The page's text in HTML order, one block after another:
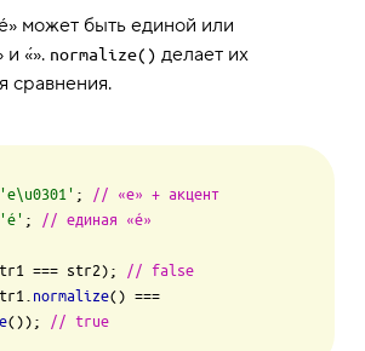
может быть единой или
«́». normalize() делает их
сравнения.
'e\u0301' ;
// «e» + акцент
'é' ; // единая «é»
=== str2);
// false
normalize() ===
()); // true